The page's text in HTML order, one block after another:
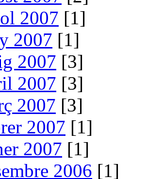
2007 [1]
2007 [1]
2007 [3]
2007 [3]
2007 [3]
2007 [1]
2007 [1]
2006 [1]